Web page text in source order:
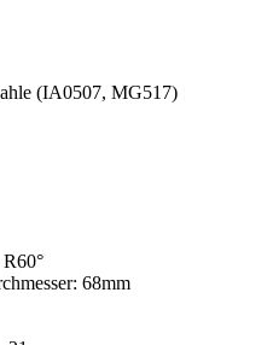
(IA0507, MG517)
68mm